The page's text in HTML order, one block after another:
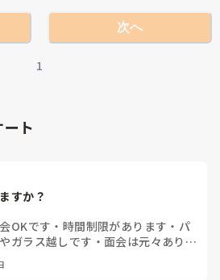
1
次へ
ト
すか？
OKです ・ 時間制限があります ・ パ
ガラス越しです ・ 面会は元々ありま